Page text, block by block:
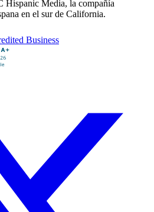
Hispanic Media, la compañía
en el sur de California.
Business